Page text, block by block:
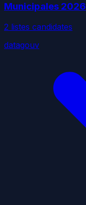
Municipales 2026
2 listes candidates
datagouv